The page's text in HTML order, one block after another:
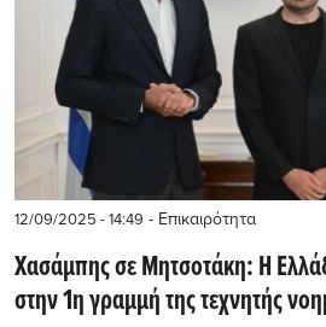
12/09/2025 - 14:49 - Επικαιρότητα
Χασάμπης σε Μητσοτάκη: Η
στην 1η γραμμή της τεχνητής